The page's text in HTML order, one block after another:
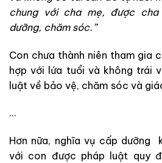
chung với cha mẹ, được
dưỡng, chăm sóc.”
Con chưa thành niên tham gia
hợp với lứa tuổi và không trái
luật về bảo vệ, chăm sóc và
…
Hơn nữa, nghĩa vụ cấp dưỡng
với con được pháp luật quy